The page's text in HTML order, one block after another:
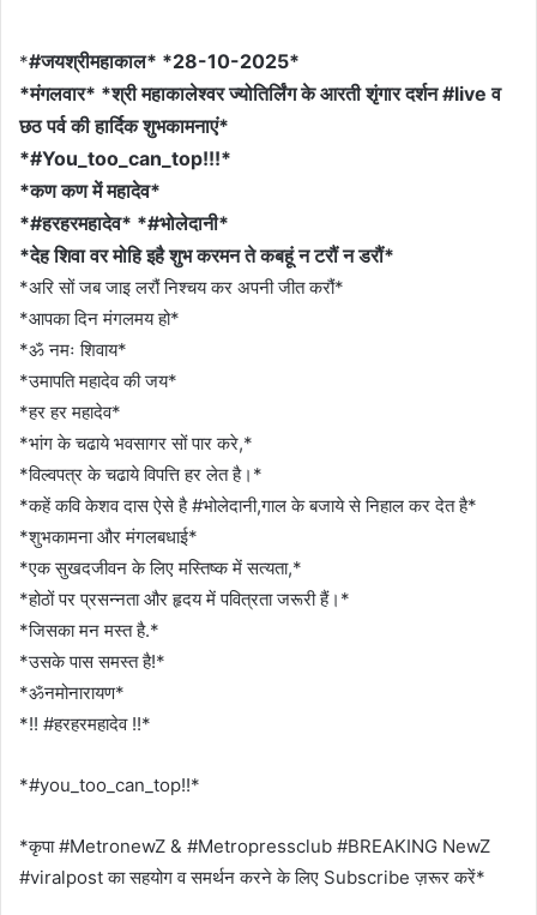
*#जयश्रीमहाकाल* *28-10-2025*
*मंगलवार* *श्री महाकालेश्वर ज्योतिर्लिंग के आरती शृंगार दर्शन #live व
छठ पर्व की हार्दिक शुभकामनाएं*
*#You_too_can_top!!!*
*कण कण में महादेव*
*#हरहरमहादेव* *#भोलेदानी*
*देह शिवा वर मोहि इहै शुभ करमन ते कबहूं न टरौं न डरौं*
*अरि सों जब जाइ लरौं निश्चय कर अपनी जीत करौं*
*आपका दिन मंगलमय हो*
*ॐ नमः शिवाय*
*उमापति महादेव की जय*
*हर हर महादेव*
*भांग के चढाये भवसागर सों पार करे,*
*विल्वपत्र के चढाये विपत्ति हर लेत है।*
*कहें कवि केशव दास ऐसे है #भोलेदानी,गाल के बजाये से निहाल कर देत है*
*शुभकामना और मंगलबधाई*
*एक सुखदजीवन के लिए मस्तिष्क में सत्यता,*
*होठों पर प्रसन्नता और हृदय में पवित्रता जरूरी हैं।*
*जिसका मन मस्त है.*
*उसके पास समस्त है!*
*ॐनमोनारायण*
*!! #हरहरमहादेव !!*
*#you_too_can_top!!*
*कृपा #MetronewZ & #Metropressclub #BREAKING NewZ
#viralpost का सहयोग व समर्थन करने के लिए Subscribe ज़रूर करें*